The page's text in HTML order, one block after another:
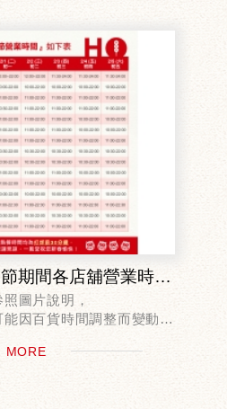
【台灣一風堂‧春節期間各店舖營業時間一覽表】
圖片說明，
因百貨時間調整而變動，
新年快樂！！
MORE